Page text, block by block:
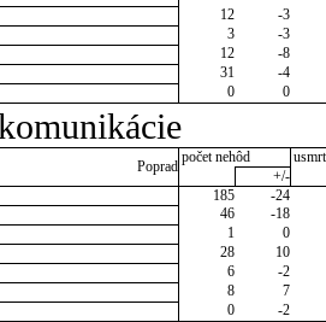
12
-3
3
-3
12
-8
31
-4
0 0
Poprad
počet nehôd
+/-
185
-24
46
-18
1
0
28
10
6
-2
8
7
0 -2